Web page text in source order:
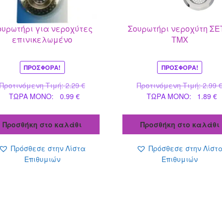
για νεροχύτες
επινικελωμένο
ΠΡΟΣΦΟΡΆ!
Τιμή:2.29€Original
2.29 €.
ΤΩΡΑ MONO: 0.99 €Η
τιμή
είναι:
Προσθήκη στο καλάθι
Πρόσθεσε στην Λίστα
Επιθυμιών
Σουρωτήρι νεροχύτη
ΤΜΧ
ΠΡΟΣΦΟΡΆ!
Προτινόμενη Τιμή:2.99
ΤΩΡΑ MONO: 1.89€Η
Προσθήκη στο καλάθι
Πρόσθεσε στην
Επιθυμιών